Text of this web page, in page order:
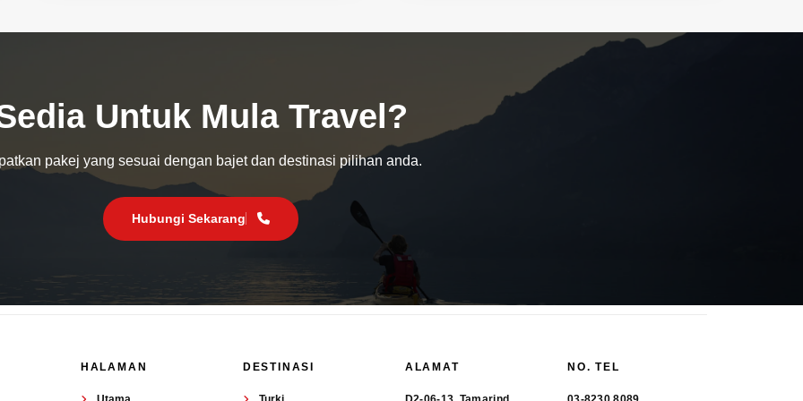
Untuk Mula Travel?
pakej yang sesuai dengan bajet dan destinasi pilihan anda.
Hubungi Sekarang
HALAMAN DESTINASI ALAMAT NO. TEL